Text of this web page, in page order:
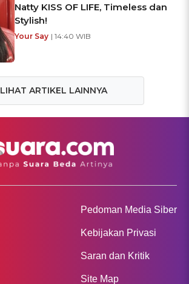
Natty KISS OF LIFE, Timeless dan
Stylish!
Your Say | 14:40 WIB
LIHAT ARTIKEL LAINNYA
Pedoman Media Siber
Kebijakan Privasi
Saran dan Kritik
Site Map